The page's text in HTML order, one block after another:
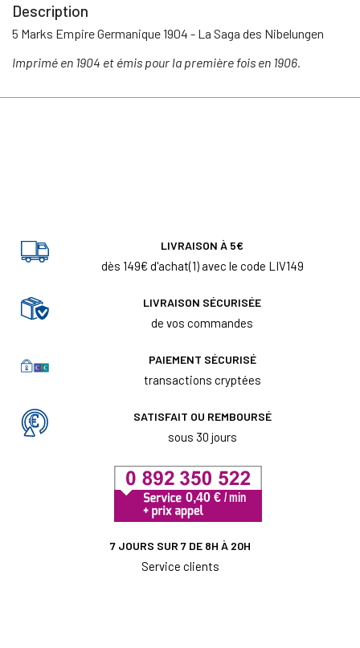
Description
5 Marks Empire Germanique 1904 - La Saga des Nibelungen
Imprimé en 1904 et émis pour la première fois en 1906.
LIVRAISON À 5€
dès 149€ d'achat(1) avec le code LIV149
LIVRAISON SÉCURISÉE
de vos commandes
PAIEMENT SÉCURISÉ
transactions cryptées
SATISFAIT OU REMBOURSÉ
sous 30 jours
7 JOURS SUR 7 DE 8H À 20H
Service clients